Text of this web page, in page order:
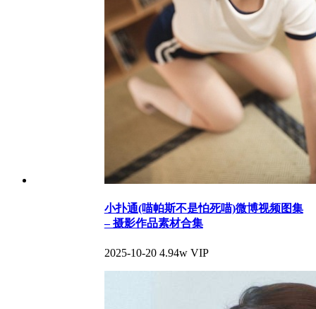
小扑通(喵帕斯不是怕死喵)微博视频图集
– 摄影作品素材合集
2025-10-20 4.94w VIP